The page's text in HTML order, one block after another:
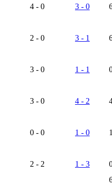
4 - 0 3 - 0
2 - 0 3 - 1
3 - 0 1 - 1
3 - 0 4 - 2
0 - 0 1 - 0
2 - 2 1 - 3